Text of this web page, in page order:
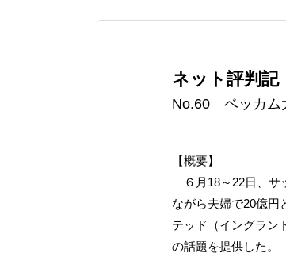
ネット評判記
No.60 ベッカム
【概要】
６月18～22日、サ
ながら夫婦で20億円
テッド（イングラン
の話題を提供した。